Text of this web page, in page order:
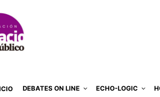
DEBATES ON LINE ECHO-LOGIC